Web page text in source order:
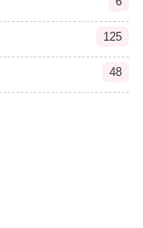
125
48